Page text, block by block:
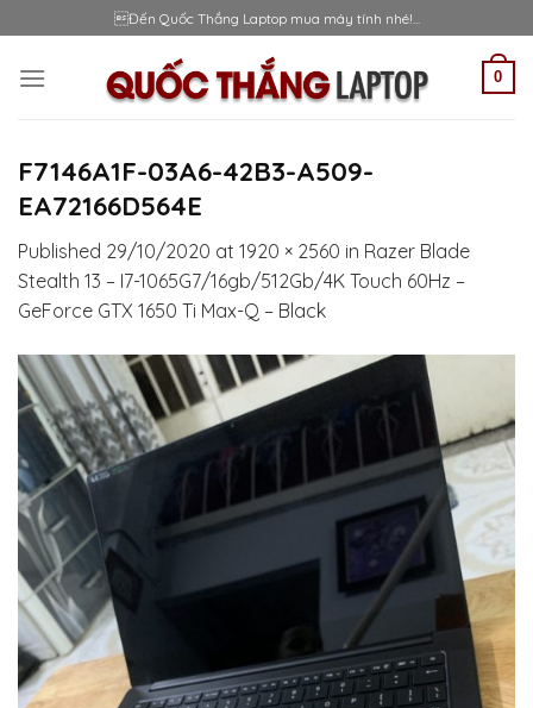
to
content
Đến Quốc Thắng Laptop mua máy tính nhé!...
0
F7146A1F-03A6-42B3-A509-
EA72166D564E
Published 29/10/2020 at 1920 × 2560 in Razer Blade
Stealth 13 – I7-1065G7/16gb/512Gb/4K Touch 60Hz –
GeForce GTX 1650 Ti Max-Q – Black